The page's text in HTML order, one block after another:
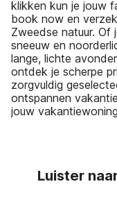
klikken kun je jouw
book now en
Zweedse natuur.
sneeuw en
lange, lichte
ontdek je scherpe
zorgvuldig
ontspannen
jouw
Luister